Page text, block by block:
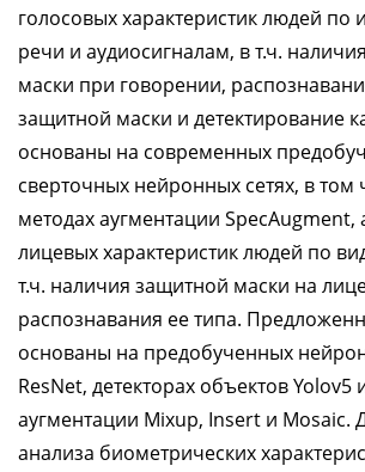
голосовых характеристик людей по
речи и аудиосигналам, в т.ч.
маски при говорении,
защитной маски и детектирование
основаны на современных
сверточных нейронных сетях, в том
методах аугментации SpecAugment,
лицевых характеристик людей по
т.ч. наличия защитной маски на
распознавания ее типа.
основаны на предобученных
ResNet, детекторах объектов Yolov5
аугментации Mixup, Insert и Mosaic.
анализа биометрических